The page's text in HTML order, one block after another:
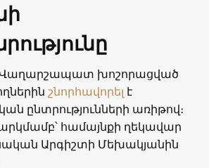
ի
խոշորացված
շնորհավորել է
ընտրությունների առիթով։
համայնքի ղեկավար
Արգիշտի Մեխակյանին